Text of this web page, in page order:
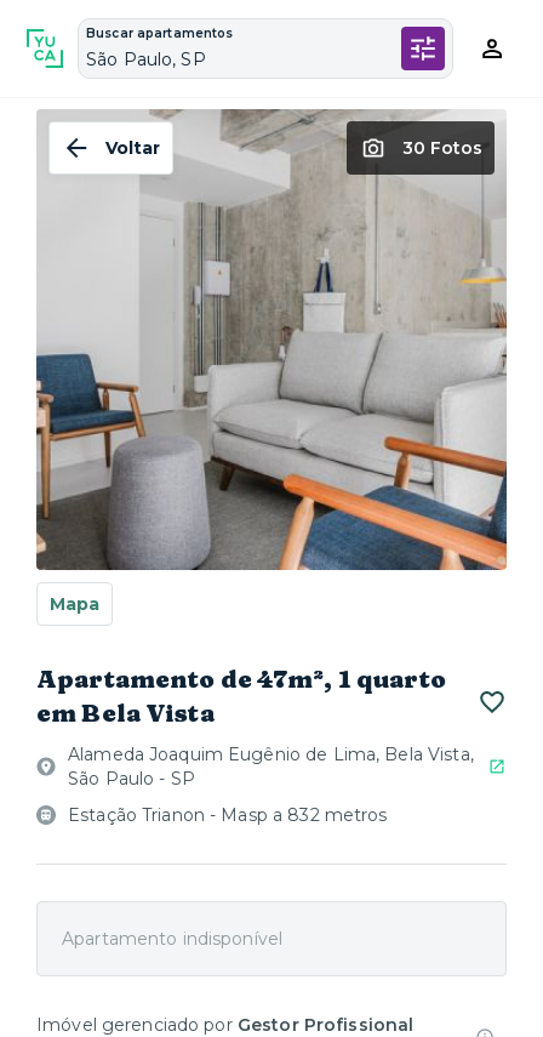
Buscar apartamentos
São Paulo, SP
Voltar 30 Fotos
Mapa
Apartamento de 47m², 1 quarto
em Bela Vista
Alameda Joaquim Eugênio de Lima, Bela Vista,
São Paulo - SP
Estação Trianon - Masp a 832 metros
Apartamento indisponível
Imóvel gerenciado por Gestor Profissional